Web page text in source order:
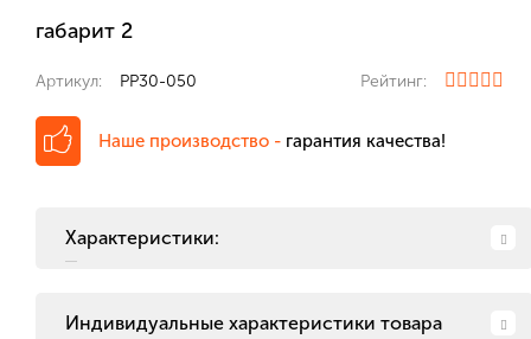
габарит 2
Артикул: PP30-050 Рейтинг:
Наше производство - гарантия качества!
Характеристики:
Индивидуальные характеристики товара